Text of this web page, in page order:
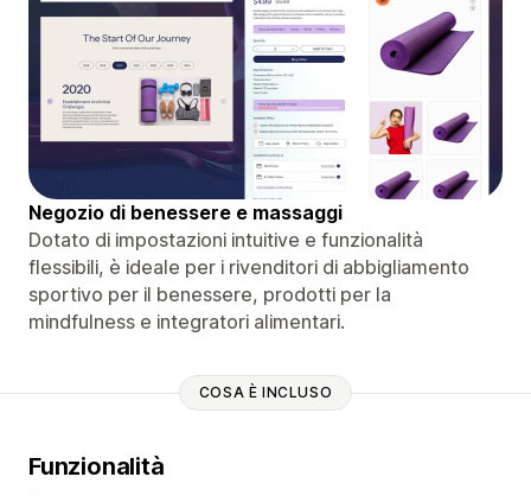
Negozio di benessere e massaggi
Dotato di impostazioni intuitive e funzionalità
flessibili, è ideale per i rivenditori di abbigliamento
sportivo per il benessere, prodotti per la
mindfulness e integratori alimentari.
COSA È INCLUSO
Funzionalità